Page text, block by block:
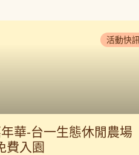
活動快訊
華-台一生態休閒農場
費入園